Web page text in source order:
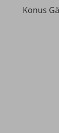
Konus